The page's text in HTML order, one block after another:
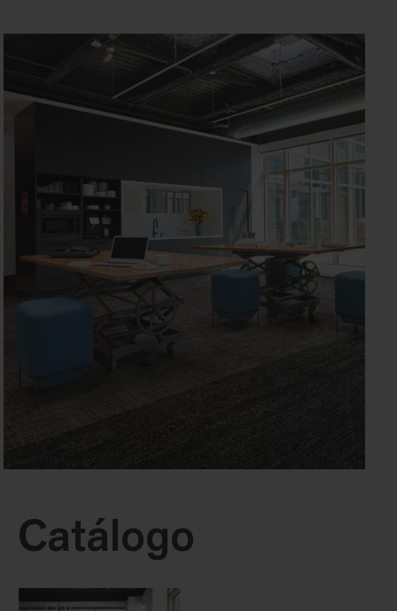
Catálogo